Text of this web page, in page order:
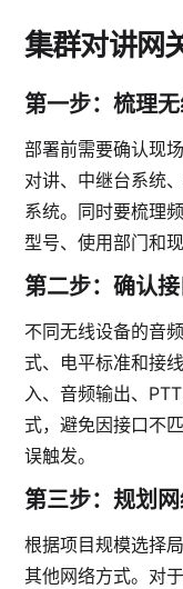
集群对讲网
第一步：梳理
部署前需要确认现
对讲、中继台系统
系统。同时要梳理
型号、使用部门和
第二步：确认
不同无线设备的音
式、电平标准和接
入、音频输出、
式，避免因接口不
误触发。
第三步：规划
根据项目规模选择
其他网络方式。对